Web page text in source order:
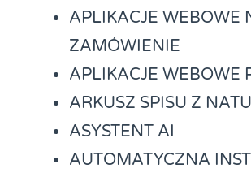
APLIKACJE WEBOWE
ZAMÓWIENIE
APLIKACJE WEBOWE
ARKUSZ SPISU Z
ASYSTENT AI
AUTOMATYCZNA